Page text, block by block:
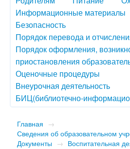
Информационные материалы
Безопасность
Порядок перевода и
Порядок оформления,
приостановления
Оценочные процедуры
Внеурочная деятельность
БИЦ(библиотечно-
Главная →
Сведения об образовательном
Документы → Воспитательная